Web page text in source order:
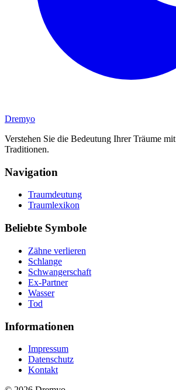
Dremyo
Verstehen Sie die Bedeutung Ihrer Träume
Traditionen.
Navigation
Traumdeutung
Traumlexikon
Beliebte Symbole
Zähne verlieren
Schlange
Schwangerschaft
Ex-Partner
Wasser
Tod
Informationen
Impressum
Datenschutz
Kontakt